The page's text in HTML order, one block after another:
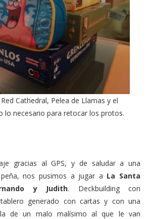
Cathedral, Pelea de Llamas y el
lo necesario para retocar los protos.
gracias al GPS, y de saludar a una
nos pusimos a jugar a La Santa
y Judith. Deckbuilding con
generado con cartas y con una
de un malo malísimo al que le van